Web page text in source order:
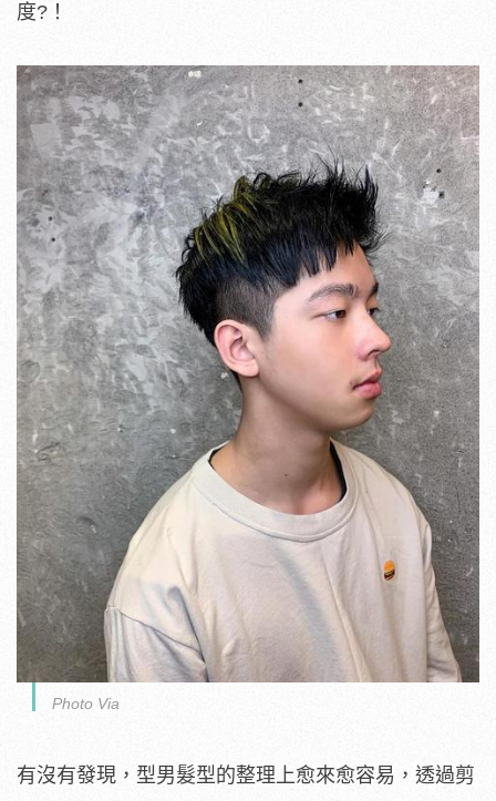
度?！
Photo Via
有沒有發現，型男髮型的整理上愈來愈容易，透過剪